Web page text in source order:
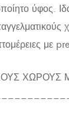
ύφος.
με
ΧΩΡΟΥΣ